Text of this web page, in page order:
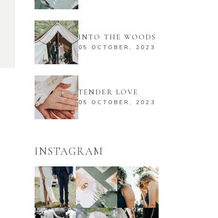
INTO THE WOODS
05 OCTOBER, 2023
TENDER LOVE
05 OCTOBER, 2023
INSTAGRAM